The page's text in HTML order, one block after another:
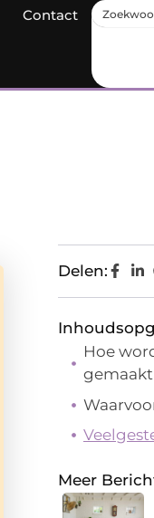
Contact
Delen:
Hoe
gemaakt
Meer